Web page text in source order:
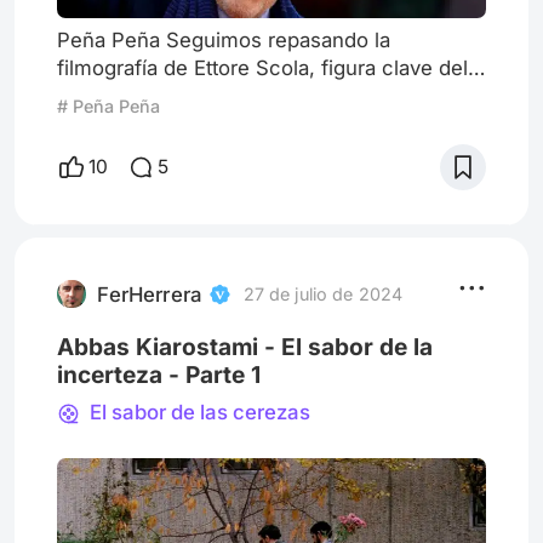
Peña Peña Seguimos repasando la
filmografía de Ettore Scola, figura clave del
cine italiano, y mundial. En el artículo
consagración con Un día muy particular
(1977), es momento de ver cómo continuó
su siguiente trabajo, La terraza (1980),
# Peña Peña
10 5
FerHerrera 27 de julio de 2024
Abbas Kiarostami - El sabor de la
incerteza - Parte 1
El sabor de las cerezas